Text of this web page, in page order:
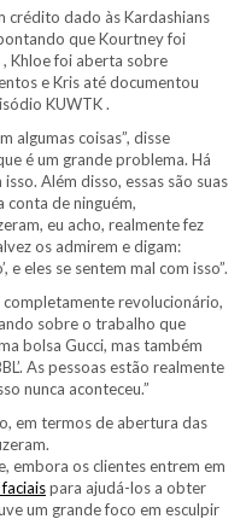
crédito dado às Kardashians
que Kourtney foi
Khloe foi aberta sobre
e Kris até documentou
KUWTK .
algumas coisas”, disse
é um grande problema. Há
Além disso, essas são suas
conta de ninguém,
eu acho, realmente fez
os admirem e digam:
e eles se sentem mal com isso”.
revolucionário,
sobre o trabalho que
bolsa Gucci, mas também
As pessoas estão realmente
nunca aconteceu.”
em termos de abertura das
embora os clientes entrem em
para ajudá-los a obter
um grande foco em esculpir